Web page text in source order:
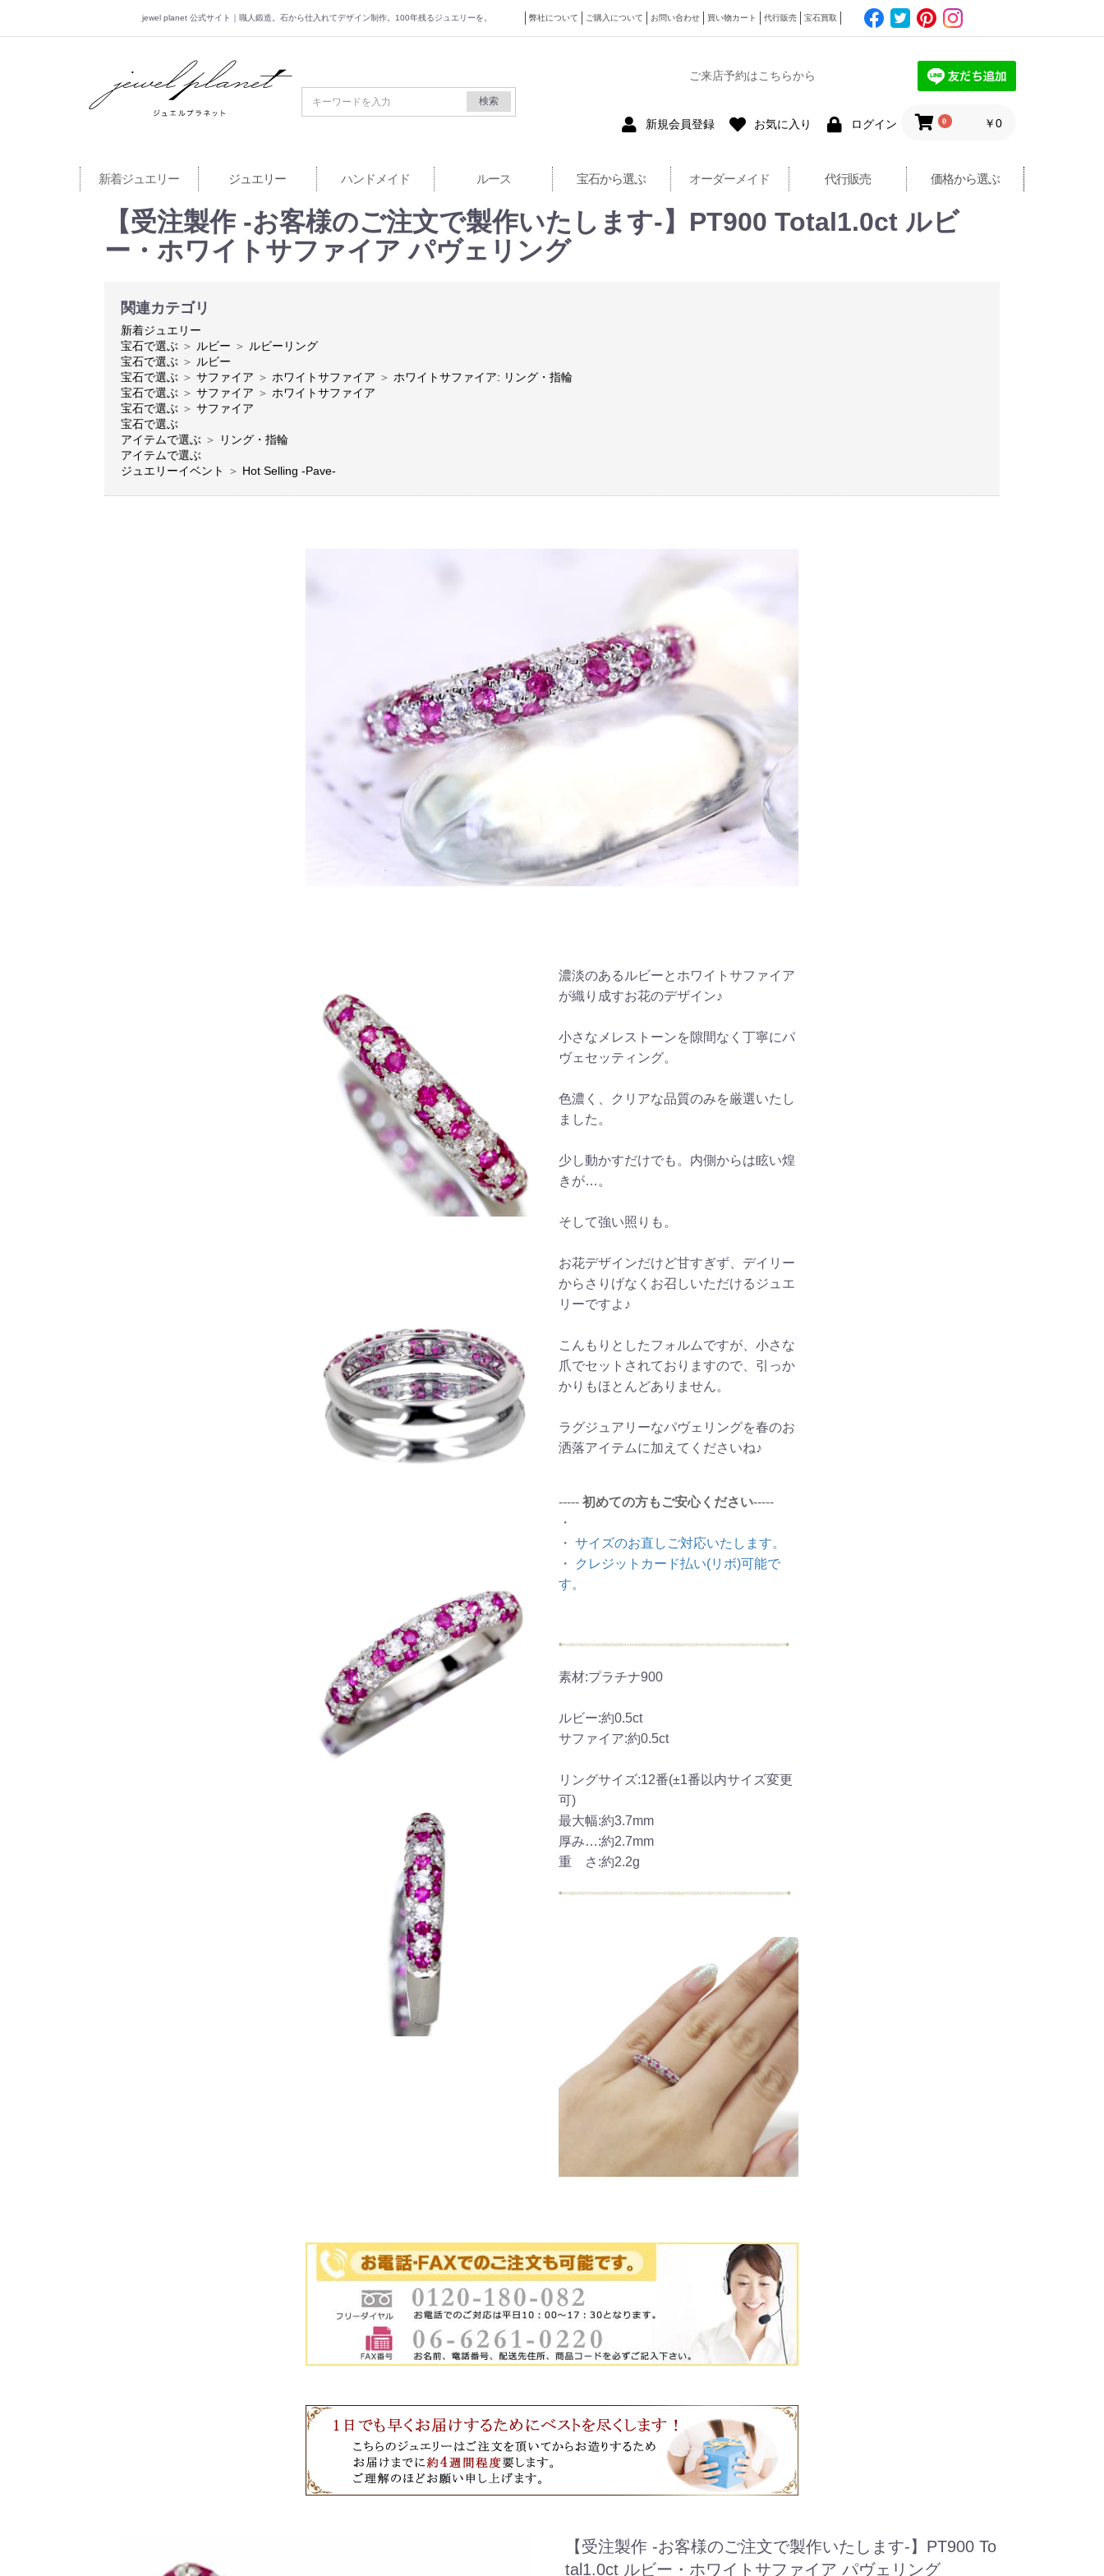
jewel planet 公式サイト｜職人鍛造。石から仕入れてデザイン制作。100年残るジュエリーを。 弊社について ご購入について お問い合わせ 買い物カート 代行販売 宝石買取
jewel planet 公式サイト
検索
ご来店予約はこちらから
新規会員登録 お気に入り ログイン 0 ￥0
新着ジュエリー ジュエリー ハンドメイド ルース 宝石から選ぶ オーダーメイド 代行販売 価格から選ぶ
【受注製作 -お客様のご注文で製作いたします-】PT900 Total1.0ct ルビ
ー・ホワイトサファイア パヴェリング
関連カテゴリ
新着ジュエリー
宝石で選ぶ ＞ ルビー ＞ ルビーリング
宝石で選ぶ ＞ ルビー
宝石で選ぶ ＞ サファイア ＞ ホワイトサファイア ＞ ホワイトサファイア: リング・指輪
宝石で選ぶ ＞ サファイア ＞ ホワイトサファイア
宝石で選ぶ ＞ サファイア
宝石で選ぶ
アイテムで選ぶ ＞
リング・指輪
アイテムで選ぶ
ジュエリーイベント
＞ Hot Selling -Pave-
濃淡のあるルビーとホワイトサファイア
が織り成すお花のデザイン♪
小さなメレストーンを隙間なく丁寧にパ
ヴェセッティング。
色濃く、クリアな品質のみを厳選いたし
ました。
少し動かすだけでも。内側からは眩い煌
きが…。
そして強い照りも。
お花デザインだけど甘すぎず、デイリー
からさりげなくお召しいただけるジュエ
リーですよ♪
こんもりとしたフォルムですが、小さな
爪でセットされておりますので、引っか
かりもほとんどありません。
ラグジュアリーなパヴェリングを春のお
洒落アイテムに加えてくださいね♪
----- 初めての方もご安心ください-----
・
・ サイズのお直しご対応いたします。
・
クレジットカード払い(リボ)可能で
す。
素材:プラチナ900
ルビー:約0.5ct
サファイア:約0.5ct
リングサイズ:12番(±1番以内サイズ変更
可)
最大幅:約3.7mm
厚み…:約2.7mm
重 さ:約2.2g
【受注製作 -お客様のご注文で製作いたします-】PT900 To
tal1.0ct ルビー・ホワイトサファイア パヴェリング
ご注文手続き カートを見る お買い物を続ける